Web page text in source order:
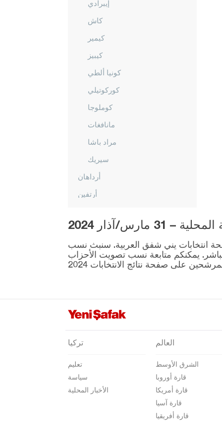
إيبرادي
كاش
كيمير
كيبيز
كونيا ألطي
كوركوتيلي
كوملوجا
مانافغات
مراد باشا
سيريك
أرداهان
أرتفين
بالق أسير
بارتين
باتمان
بيلاجيك
بينغول
بيتليس
بولو
بوردور
مارس/آذار 2024
المقرر إجراؤها في 31 مارس موجودة على صفحة انتخابات يني شفق العربية. سنبث نسب
ونتائج الانتخابات بشكل مباشر. يمكنكم متابعة نسب تصويت الأحزاب
تركيا
تعليم
سياسة
الأخبار المحلية
العالم
الشرق الأوسط
قارة أوروبا
قارة أمريكا
قارة آسيا
قارة أفريقيا